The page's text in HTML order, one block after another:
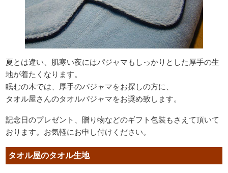
夏とは違い、肌寒い夜にはパジャマもしっかりとした厚手の生
地が着たくなります。
眠むの木では、厚手のパジャマをお探しの方に、
タオル屋さんのタオルパジャマをお奨め致します。
記念日のプレゼント、贈り物などのギフト包装もさえて頂いて
おります。お気軽にお申し付けください。
タオル屋のタオル生地